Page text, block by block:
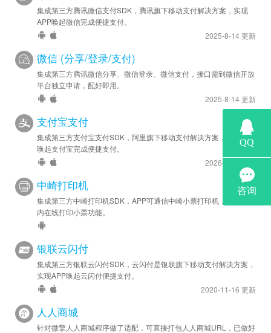
集成第三方腾讯微信支付SDK，腾讯旗下移动支付解决方案，实现
APP唤起微信完成便捷支付。
2025-8-14 更新
微信 (分享/登录/支付)
集成第三方腾讯微信分享、微信登录、微信支付，接口需到微信开放
平台独立申请，配好即用。
2025-8-14 更新
支付宝支付
集成第三方支付宝支付SDK，阿里旗下移动支付解决方案，实现APP
唤起支付宝完成便捷支付。
2026-5-27 更新
中崎打印机
集成第三方中崎打印机SDK，APP可通信中崎小票打印机，实现APP
内在线打印小票功能。
银联云闪付
集成第三方银联云闪付SDK，云闪付是银联旗下移动支付解决方案，
实现APP唤起云闪付便捷支付。
2020-11-16 更新
人人商城
针对微擎人人商城程序做了适配，可直接打包人人商城URL，已做好